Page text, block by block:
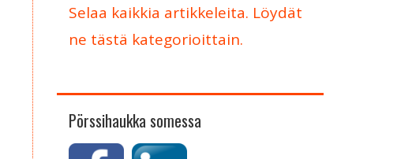
Selaa kaikkia artikkeleita. Löydät
ne tästä kategorioittain.
Pörssihaukka somessa